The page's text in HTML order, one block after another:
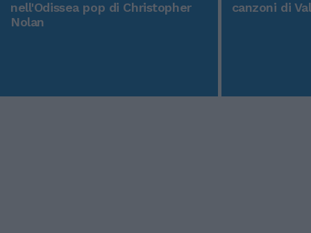
nell'Odissea pop di Christopher
Nolan
canzoni di